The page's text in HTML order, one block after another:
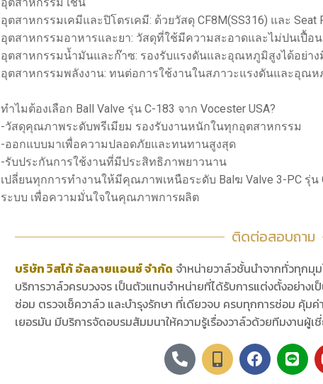
อุตสาหกรรม เช่น
อุตสาหกรรมเคมีและปิโตรเคมี: ด้วยวัสดุ CF8M(SS316) และ
อุตสาหกรรมอาหารและยา: วัสดุที่ใช้มีความสะอาดและไม่ปนเปื้อน
อุตสาหกรรมน้ำมันและก๊าซ: รองรับแรงดันและอุณหภูมิสูงได้อย่า
อุตสาหกรรมพลังงาน: ทนต่อการใช้งานในสภาวะแรงดันและอุณห
ทำไมต้องเลือก Ball Valve รุ่น C-183 จาก Vocester USA?
-วัสดุคุณภาพระดับพรีเมียม รองรับงานหนักในทุกอุตสาหกรรม
-ออกแบบมาเพื่อความปลอดภัยและทนทานสูงสุด
-รับประกันการใช้งานที่มีประสิทธิภาพยาวนาน
เปลี่ยนทุกการทำงานให้มีคุณภาพเหนือระดับ Balฆ Valve 3-PC รุ่น
ระบบ เพื่อความมั่นใจในคุณภาพการผลิต
ติดต่อสอบถาม
บริษัท วิสโก้ อัลลายแอนซ์ จำกัด จำหน่ายวาล์วชั้นนำจากทั่วทุกมุ
บริการวาล์วครบวงจร เป็นตัวแทนจำหน่ายที่ได้รับการแต่งตั้งอย่าง
ซ่อม ตรวจเช็ควาล์ว และบำรุงรักษา ที่เดียวจบ ครบทุกการซ่อม คุ้ม
เยอรมัน มีบริการจัดอบรมสัมมนาให้ความรู้เรื่องวาล์วด้วยทีมงาน